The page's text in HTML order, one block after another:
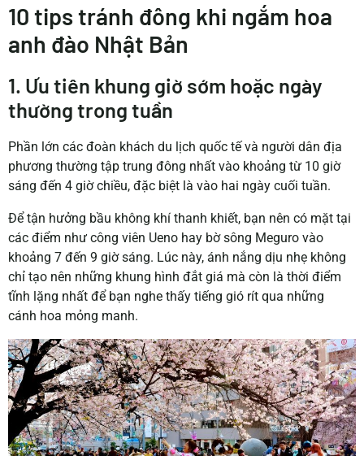
10 tips tránh đông khi ngắm hoa
anh đào Nhật Bản
1. Ưu tiên khung giờ sớm hoặc ngày
thường trong tuần
Phần lớn các đoàn khách du lịch quốc tế và người dân địa
phương thường tập trung đông nhất vào khoảng từ 10 giờ
sáng đến 4 giờ chiều, đặc biệt là vào hai ngày cuối tuần.
Để tận hưởng bầu không khí thanh khiết, bạn nên có mặt tại
các điểm như công viên Ueno hay bờ sông Meguro vào
khoảng 7 đến 9 giờ sáng. Lúc này, ánh nắng dịu nhẹ không
chỉ tạo nên những khung hình đắt giá mà còn là thời điểm
tĩnh lặng nhất để bạn nghe thấy tiếng gió rít qua những
cánh hoa mỏng manh.